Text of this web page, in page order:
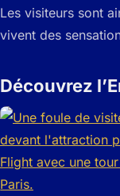
Les visiteurs sont
vivent des
Découvrez